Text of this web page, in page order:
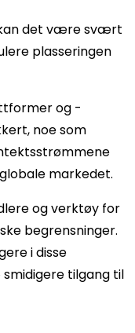
kan det være svært
plasseringen
og -
noe som
markedet.
og verktøy for
begrensninger.
i disse
tilgang til